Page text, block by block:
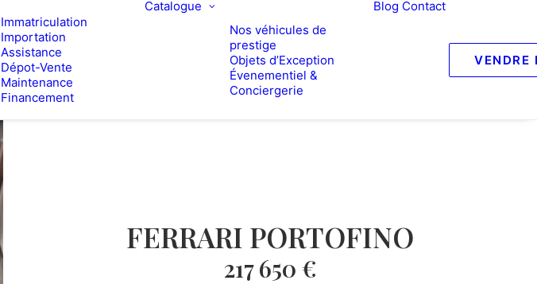
Immatriculation
Importation
Assistance
Dépot-Vente
Maintenance
Financement
Catalogue
Nos véhicules de
prestige
Objets d’Exception
Évenementiel &
Conciergerie
Blog Contact
VENDRE
FERRARI PORTOFINO
217 650 €